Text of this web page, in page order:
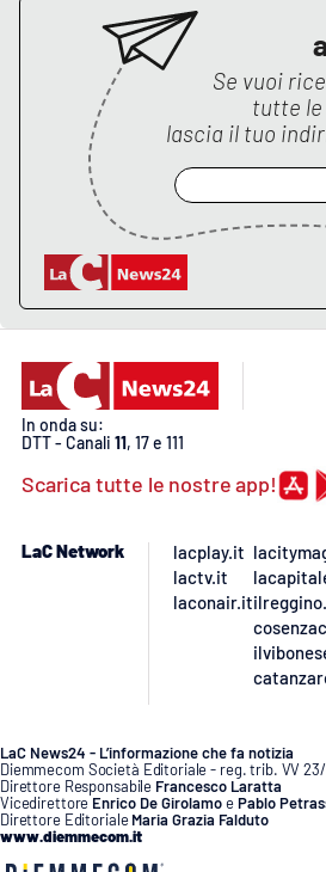
Vibo Valentia
Reggio Calabria
Cosenza
Lamezia Terme
Buona Sanità Calabria
LA
CALABRIAVISIONE
Destinazioni
LAC
NETWORK
Se vuoi
tutte
lascia il tuo
In onda su:
DTT - Canali 11, 17 e 111
Scarica tutte le nostre app!
LaC Network
lacplay.it
lactv.it
laconair.it
LaC News24 - L’informazione che fa notizia
Diemmecom Società Editoriale - reg. trib. VV 23/
Direttore Responsabile Francesco Laratta
Vicedirettore Enrico De GirolamoePablo
Direttore Editoriale Maria Grazia Falduto
www.diemmecom.it